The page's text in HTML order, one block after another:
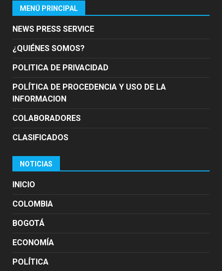
MENÚ PRINCIPAL
NEWS PRESS SERVICE
¿QUIÉNES SOMOS?
POLITICA DE PRIVACIDAD
POLÍTICA DE PROCEDENCIA Y USO DE LA
INFORMACION
COLABORADORES
CLASIFICADOS
NOTICIAS
INICIO
COLOMBIA
BOGOTÁ
ECONOMÍA
POLÍTICA